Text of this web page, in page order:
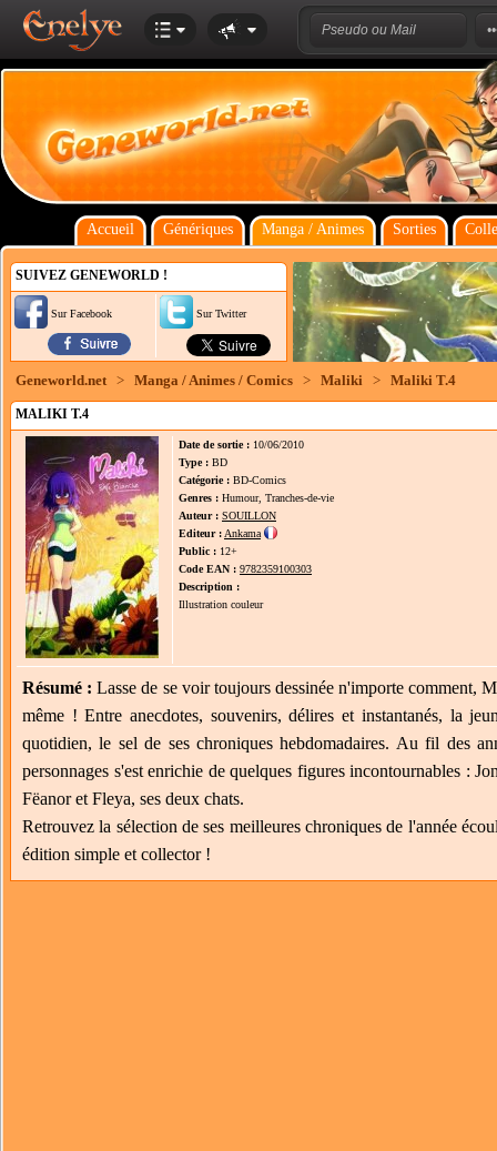
Accueil Génériques Manga / Animes Sorties
SUIVEZ GENEWORLD !
Sur Facebook Sur Twitter
Geneworld.net > Manga / Animes / Comics > Maliki > Maliki T.4
MALIKI T.4
Date de sortie : 10/06/2010
Type : BD
Catégorie : BD-Comics
Genres : Humour, Tranches-de-vie
Auteur : SOUILLON
Editeur : Ankama
Public : 12+
Code EAN : 9782359100303
Description :
Illustration couleur
Résumé : Lasse de se voir toujours dessinée n'importe comment,
même ! Entre anecdotes, souvenirs, délires et instantanés, la
quotidien, le sel de ses chroniques hebdomadaires. Au fil des
personnages s'est enrichie de quelques figures incontournables :
Fëanor et Fleya, ses deux chats.
Retrouvez la sélection de ses meilleures chroniques de l'année
édition simple et collector !